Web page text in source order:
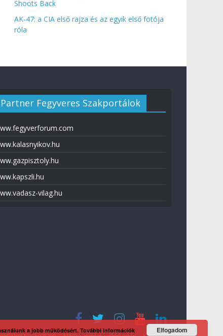
Shoots Back
AK-47: a CIA első rajza és az egyik első fotója
róla
Partner Fegyveres Szakportálok
vilag.hu
a jobb működésért. További információk Elfogadom